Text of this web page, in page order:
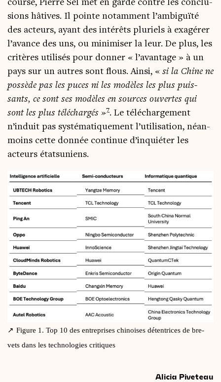
course, Pierre Sel met en garde contre les conclu­
sions hâtives. Il pointe notam­ment l’ambiguïté
des acteurs, ayant des inté­rêts plu­riels à exa­gé­rer
l’avance des uns, ou mini­mi­ser la leur. De plus, les
cri­tères uti­li­sés pour don­ner « l’avantage » à un
pays sur un autres sont flous. Ain­si, « si la Chine ne
pos­sède pas les puces ni les modèles les plus puis­
sants, ce sont ses modèles en sources ouvertes qui
sont les plus télé­char­gés »7. Le télé­char­ge­ment
n’induit pas sys­té­ma­ti­que­ment l’utilisation, néan­
moins cette don­née conti­nue d’inquiéter les
acteurs étatsuniens.
Figure 1. Top 10 des entre­prises chi­noises déten­trices de bre­
vets dans les tech­no­lo­gies critiques
Alicia Piveteau